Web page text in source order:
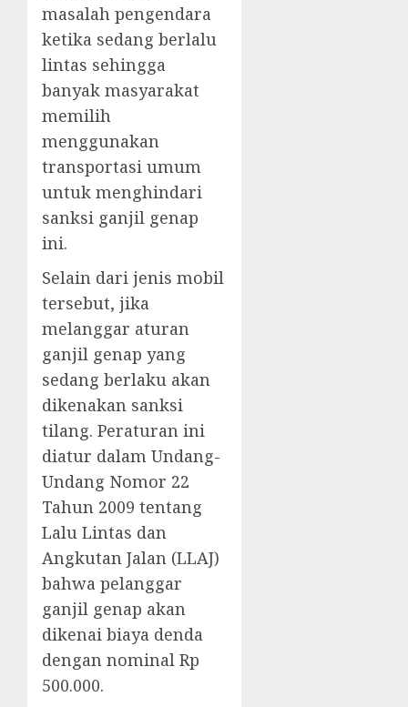
masalah pengendara
ketika sedang berlalu
lintas sehingga
banyak masyarakat
memilih
menggunakan
transportasi umum
untuk menghindari
sanksi ganjil genap
ini.
Selain dari jenis mobil
tersebut, jika
melanggar aturan
ganjil genap yang
sedang berlaku akan
dikenakan sanksi
tilang. Peraturan ini
diatur dalam Undang-
Undang Nomor 22
Tahun 2009 tentang
Lalu Lintas dan
Angkutan Jalan (LLAJ)
bahwa pelanggar
ganjil genap akan
dikenai biaya denda
dengan nominal Rp
500.000.